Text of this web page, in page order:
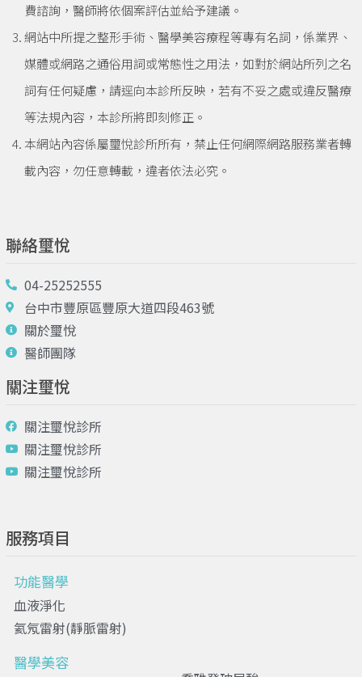
費諮詢，醫師將依個案評估並給予建議。
網站中所提之整形手術、醫學美容療程等專有名詞，係業界、
媒體或網路之通俗用詞或常態性之用法，如對於網站所列之名
詞有任何疑慮，請逕向本診所反映，若有不妥之處或違反醫療
等法規內容，本診所將即刻修正。
本網站內容係屬璽悅診所所有，禁止任何網際網路服務業者轉
載內容，勿任意轉載，違者依法必究。
聯絡璽悅
04-25252555
台中市豐原區豐原大道四段463號
關於璽悅
醫師團隊
關注璽悅
關注璽悅診所
關注璽悅診所
關注璽悅診所
服務項目
功能醫學
血液淨化
氦氖雷射(靜脈雷射)
醫學美容